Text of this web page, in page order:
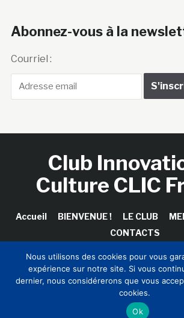
Abonnez-vous à la
Courriel :
Club
Culture CLIC
Accueil BIENVENUE ! LE CLUB
CONTACTS
Copyright © 2026 Club Innovation &
Sinapses Conseils
Nous utilisons des cookies pour vous
expérience sur notre site. Si vous
dernier, nous considérerons que vous
cookies.
Ok